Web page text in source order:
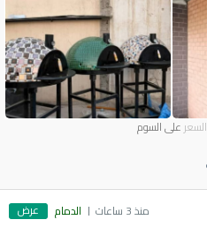
السعر على السوم
منذ 3 ساعات الدمام عرض